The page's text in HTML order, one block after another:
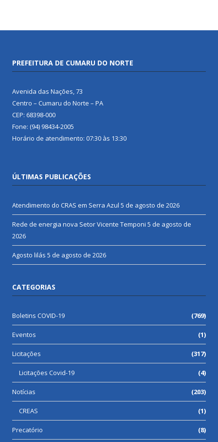
PREFEITURA DE CUMARU DO NORTE
Avenida das Nações, 73
Centro – Cumaru do Norte – PA
CEP: 68398-000
Fone: (94) 98434-2005
Horário de atendimento: 07:30 às 13:30
ÚLTIMAS PUBLICAÇÕES
Atendimento do CRAS em Serra Azul 5 de agosto de 2026
Rede de energia nova Setor Vicente Temponi 5 de agosto de
2026
Agosto lilás 5 de agosto de 2026
CATEGORIAS
Boletins COVID-19 (769)
Eventos (1)
Licitações (317)
Licitações Covid-19 (4)
Notícias (203)
CREAS (1)
Precatório (8)